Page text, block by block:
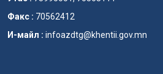
Факс : 70562412
И-майл : infoazdtg@khentii.gov.mn